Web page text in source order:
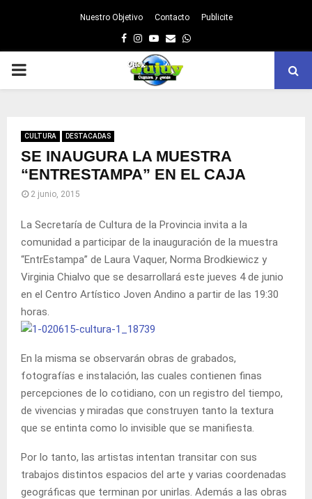
Nuestro Objetivo Contacto Publicite
Facebook
Instagram
Youtube
EmailWhatsapp
PRIMARY
CULTURA DESTACADAS
SE INAUGURA LA MUESTRA
“ENTRESTAMPA” EN EL CAJA
2 junio, 2015
La Secretaría de Cultura de la Provincia invita a la
comunidad a participar de la inauguración de la muestra
“EntrEstampa” de Laura Vaquer, Norma Brodkiewicz y
Virginia Chialvo que se desarrollará este jueves 4 de junio
en el Centro Artístico Joven Andino a partir de las 19:30
horas.
En la misma se observarán obras de grabados,
fotografías e instalación, las cuales contienen finas
percepciones de lo cotidiano, con un registro del tiempo,
de vivencias y miradas que construyen tanto la textura
que se entinta como lo invisible que se manifiesta.
Por lo tanto, las artistas intentan transitar con sus
trabajos distintos espacios del arte y varias coordenadas
geográficas que terminan por unirlas. Además a las obras